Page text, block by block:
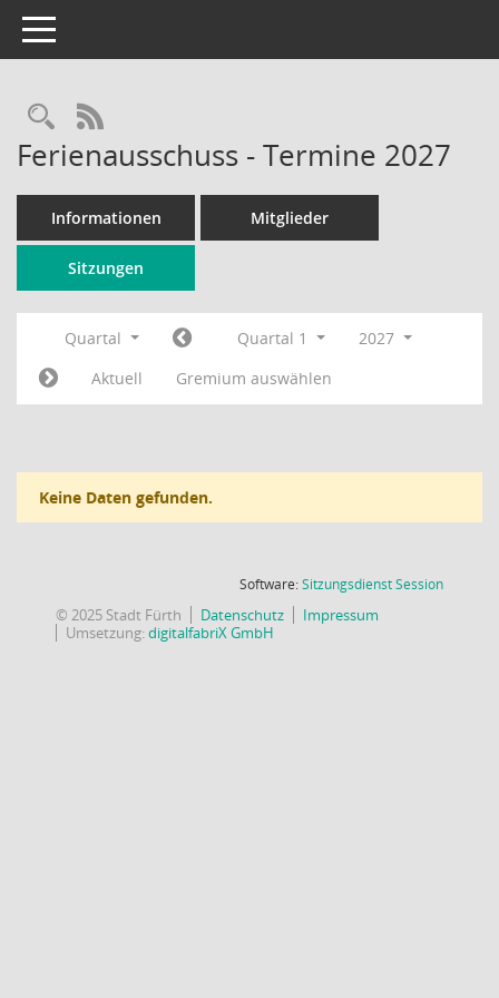
Toggle navigation
Rechercheauswahl
RSS-Feed
Ferienausschuss - Termine 2027
Informationen Mitglieder
Sitzungen
Quartal Quartal 1
2027
Aktuell
Gremium auswählen
Keine Daten gefunden.
Software:SitzungsdienstSession(Wird in
© 2025 Stadt Fürth Datenschutz
Impressum
Umsetzung:digitalfabriX GmbH